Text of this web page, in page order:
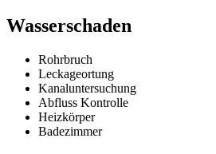
Wasserschaden
Rohrbruch
Leckageortung
Kanaluntersuchung
Abfluss Kontrolle
Heizkörper
Badezimmer